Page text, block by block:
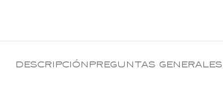
DESCRIPCIÓN PREGUNTAS GENERALES